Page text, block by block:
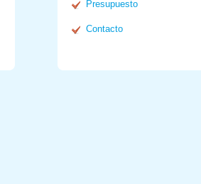
Presupuesto
Contacto